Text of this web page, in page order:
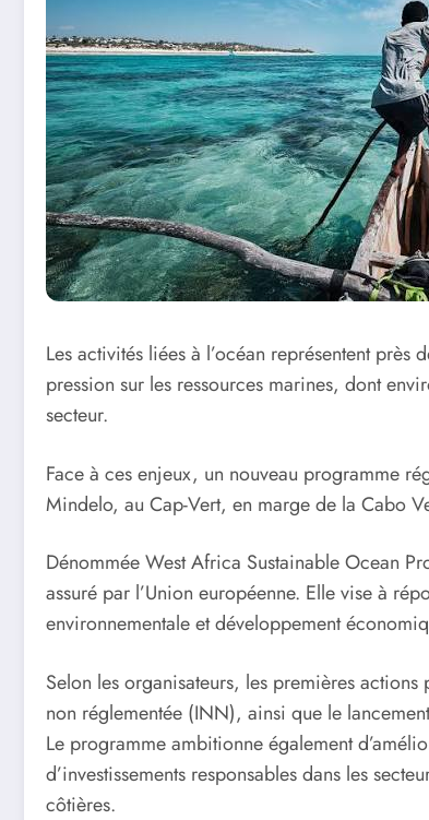
Les activités liées à l’océan représentent
pression sur les ressources marines, dont
secteur.
Face à ces enjeux, un nouveau programme
Mindelo, au Cap-Vert, en marge de la Cabo
Dénommée West Africa Sustainable Ocean
assuré par l’Union européenne. Elle vise à
environnementale et développement
Selon les organisateurs, les premières
non réglementée (INN), ainsi que le
Le programme ambitionne également
d’investissements responsables dans les
côtières.